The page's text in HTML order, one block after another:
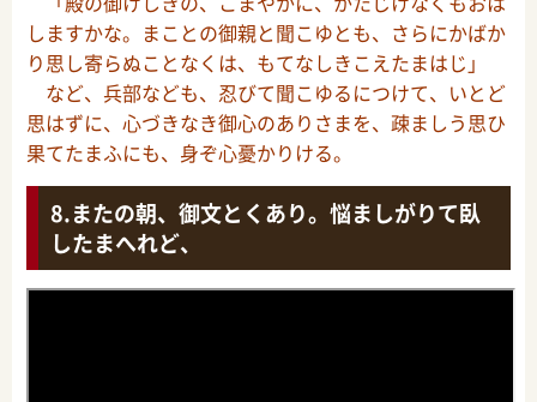
しますかな。まことの御親と聞こゆとも、さらにかばか
り思し寄らぬことなくは、もてなしきこえたまはじ」
など、兵部なども、忍びて聞こゆるにつけて、いとど
思はずに、心づきなき御心のありさまを、疎ましう思ひ
果てたまふにも、身ぞ心憂かりける。
またの朝、御文とくあり。悩ましがりて臥
したまへれど、